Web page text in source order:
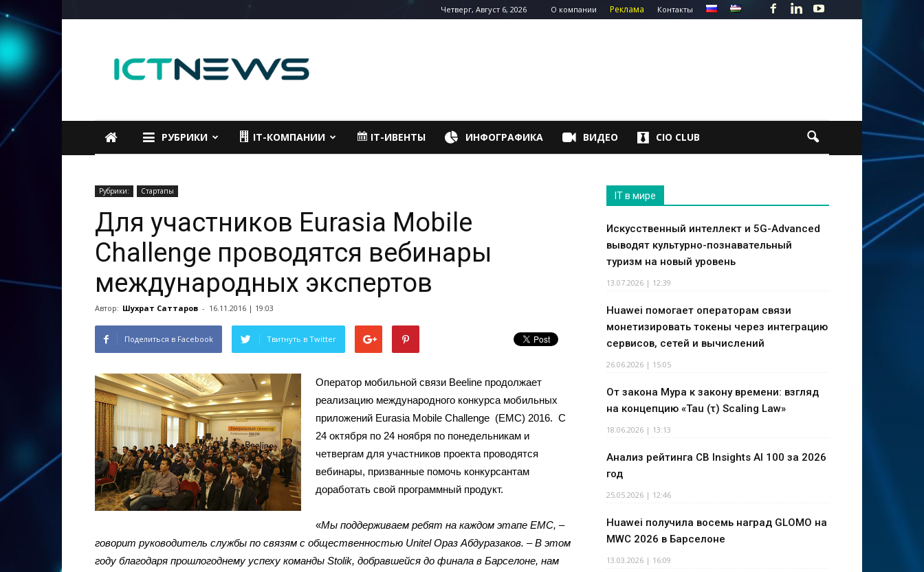
Четверг, Август 6, 2026 О компании Реклама Контакты
РУБРИКИ IT-КОМПАНИИ IT-ИВЕНТЫ ИНФОГРАФИКА ВИДЕО CIO CLUB
Рубрики: Стартапы
Для участников Eurasia Mobile
Challenge проводятся вебинары
международных экспертов
Автор: Шухрат Саттаров - 16.11.2016 | 19:03
Поделиться в Facebook Твитнуть в Twitter
Оператор мобильной связи Beeline продолжает
реализацию международного конкурса мобильных
приложений Eurasia Mobile Challenge (EMC) 2016. С
24 октября по 24 ноября по понедельникам и
четвергам для участников проекта проводятся
вебинары, призванные помочь конкурсантам
доработать свой программный продукт.
«Мы поддерживаем ребят на каждом этапе EMC, –
говорит руководитель службы по связям с общественностью Unitel Ораз Абдуразаков. – В этом
году благодаря прошлогоднему успеху команды Stolik, добравшейся до финала в Барселоне, нам
IT в мире
Искусственный интеллект и 5G-Advanced
выводят культурно-познавательный
туризм на новый уровень
13.07.2026 | 12:39
Huawei помогает операторам связи
монетизировать токены через интеграцию
сервисов, сетей и вычислений
26.06.2026 | 15:05
От закона Мура к закону времени: взгляд
на концепцию «Tau (τ) Scaling Law»
18.06.2026 | 13:13
Анализ рейтинга CB Insights AI 100 за 2026
год
25.05.2026 | 12:46
Huawei получила восемь наград GLOMO на
MWC 2026 в Барселоне
13.03.2026 | 16:09